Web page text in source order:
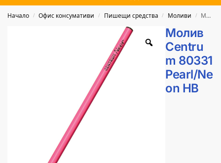
Начало / Офис консумативи / Пишещи средства / Моливи / Молив Centrum 80331 Pearl/Neon HB
Молив
Centru
m 80331
Pearl/Ne
on HB